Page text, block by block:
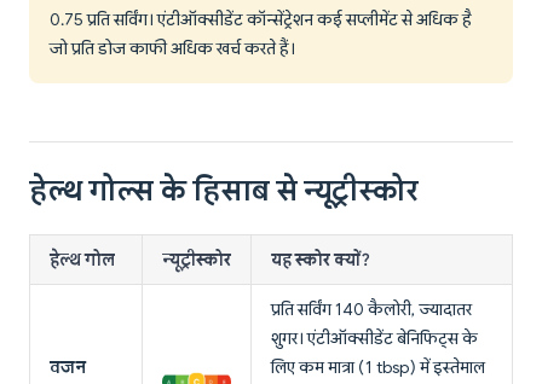
0.75 प्रति सर्विंग। एंटीऑक्सीडेंट कॉन्सेंट्रेशन कई सप्लीमेंट से अधिक है
जो प्रति डोज काफी अधिक खर्च करते हैं।
हेल्थ गोल्स के हिसाब से न्यूट्रीस्कोर
हेल्थ गोल न्यूट्रीस्कोर यह स्कोर क्यों?
वजन
प्रति सर्विंग 140 कैलोरी, ज्यादातर
शुगर। एंटीऑक्सीडेंट बेनिफिट्स के
लिए कम मात्रा (1 tbsp) में इस्तेमाल